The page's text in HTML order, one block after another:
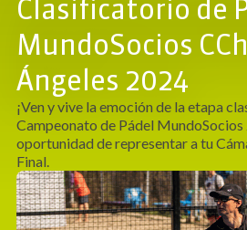
Clasificatorio de
MundoSocios
Ángeles 2024
¡Ven y vive la emoción de la etapa
Campeonato de Pádel MundoSocios
oportunidad de representar a tu
Final.